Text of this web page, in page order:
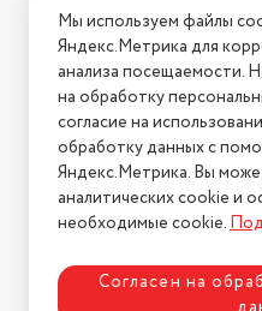
сертификата/декларации
Дата регистрации
сертификата/декларации
Встраиваемая техника
Вес без упаковки (кг)
Номер сертификата
соответствия
Габариты упаковки WB
Нашли ошибку на
2026 © Интернет-магазин
Политика
Мы используем файлы
Яндекс.Метрика для
анализа посещаемости.
на обработку
согласие на
обработку данных с
Яндекс.Метрика. Вы
аналитических cookie и
необходимые cookie.
Согласен на